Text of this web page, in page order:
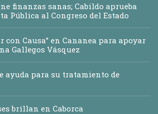
finanzas sanas; Cabildo aprueba
Pública al Congreso del Estado
con Causa” en Cananea para apoyar
Gallegos Vásquez
ayuda para su tratamiento de
brillan en Caborca